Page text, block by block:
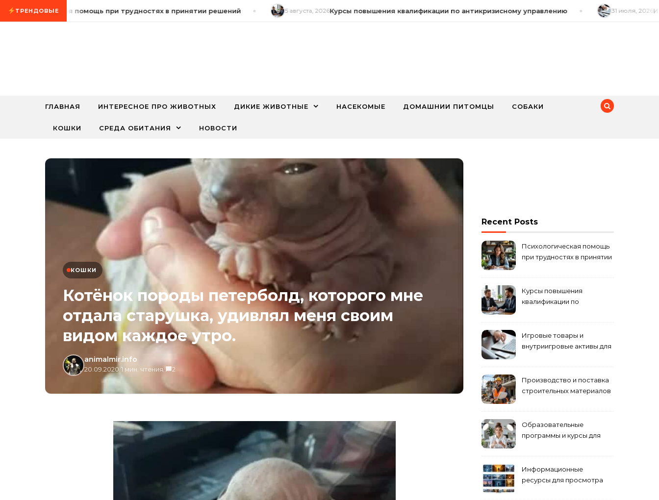
Промотать к содержимому
ТРЕНДОВЫЕ помощь при трудностях в принятии решений 5 августа, 2026Курсы повышения квалификации по антикризисному управлению 31 июля, 2026
ГЛАВНАЯ ИНТЕРЕСНОЕ ПРО ЖИВОТНЫХ ДИКИЕ ЖИВОТНЫЕ НАСЕКОМЫЕ ДОМАШНИИ ПИТОМЦЫ СОБАКИ
КОШКИ СРЕДА ОБИТАНИЯ НОВОСТИ
КОШКИ
Котёнок породы петерболд, которого мне
отдала старушка, удивлял меня своим
видом каждое утро.
animalmir.info
20.09.2020/1 мин. чтения/ 2
Recent Posts
Психологическая помощь
при трудностях в принятии
Курсы повышения
квалификации по
Игровые товары и
внутриигровые активы для
приобретения
Производство и поставка
строительных материалов
Образовательные
программы и курсы для
Информационные
ресурсы для просмотра